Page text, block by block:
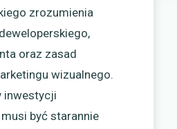
zrozumienia
oraz zasad
wizualnego.
inwestycji
być starannie